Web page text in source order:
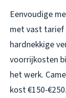
Eenvoudige
met vast
hardnekkige
voorrijkosten
het werk.
kost €150-€250.